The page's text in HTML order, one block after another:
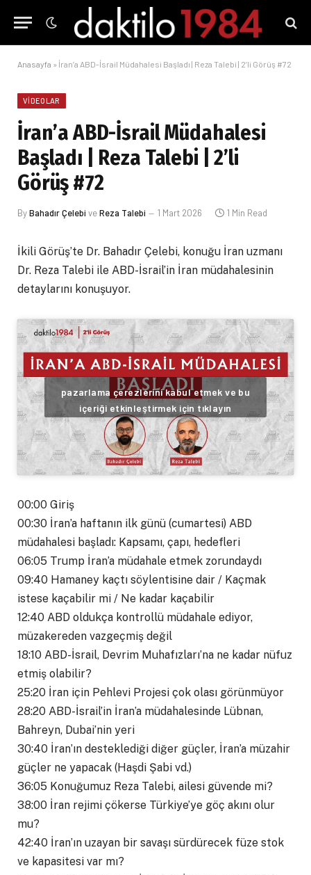
Anasayfa » İran’a ABD-İsrail Müdahalesi Başladı | Reza Talebi | 2’li Görüş #72
VIDEOLAR
İran’a ABD-İsrail Müdahalesi
Başladı | Reza Talebi | 2’li
Görüş #72
ByBahadır Çelebi veReza Talebi 1 Mart 2026 1 Min Read
İkili Görüş’te Dr. Bahadır Çelebi, konuğu İran uzmanı
Dr. Reza Talebi ile ABD-İsrail’in İran müdahalesinin
detaylarını konuşuyor.
pazarlama çerezlerini kabul etmek ve bu
içeriği etkinleştirmek için tıklayın
00:00 Giriş
00:30 İran’a haftanın ilk günü (cumartesi) ABD
müdahalesi başladı: Kapsamı, çapı, hedefleri
06:05 Trump İran’a müdahale etmek zorundaydı
09:40 Hamaney kaçtı söylentisine dair / Kaçmak
istese kaçabilir mi / Ne kadar kaçabilir
12:40 ABD oldukça kontrollü müdahale ediyor,
müzakereden vazgeçmiş değil
18:10 ABD-İsrail, Devrim Muhafızları’na ne kadar nüfuz
etmiş olabilir?
25:20 İran için Pehlevi Projesi çok olası görünmüyor
28:20 ABD-İsrail’in İran’a müdahalesinde Lübnan,
Bahreyn, Dubai’nin yeri
30:40 İran’ın desteklediği diğer güçler, İran’a müzahir
güçler ne yapacak (Haşdi Şabi vd.)
36:05 Konuğumuz Reza Talebi, ailesi güvende mi?
38:00 İran rejimi çökerse Türkiye’ye göç akını olur
mu?
42:40 İran’ın uzayan bir savaşı sürdürecek füze stok
ve kapasitesi var mı?